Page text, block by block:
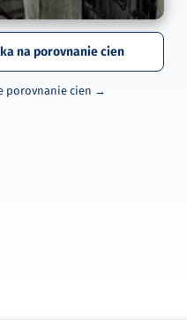
na porovnanie cien
porovnanie cien →